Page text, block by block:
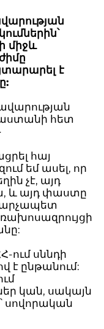
միջև
է
հետ
հայ
եմ ասել, որ
չէ, այդ
և այդ փաստը
ում սննդի
է ընթանում:
կան, սակայն
սովորական